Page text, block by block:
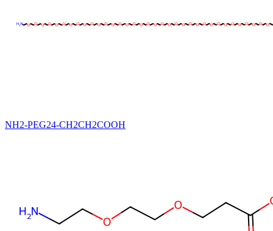
NH2-PEG24-CH2CH2COOH